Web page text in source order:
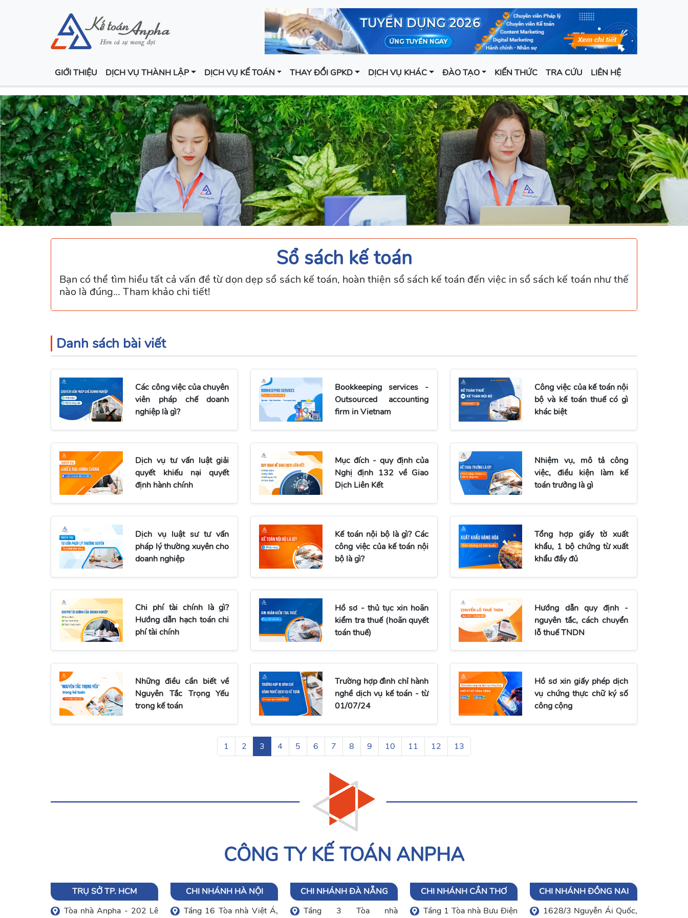
GIỚI THIỆU DỊCH VỤ THÀNH LẬP DỊCH VỤ KẾ TOÁN THAY ĐỔI GPKD DỊCH VỤ KHÁC ĐÀO TẠO KIẾN THỨC TRA CỨU LIÊN HỆ
Sổ sách kế toán
Bạn có thể tìm hiểu tất cả vấn đề từ dọn dẹp sổ sách kế toán, hoàn thiện sổ sách kế toán đến việc in sổ sách kế toán như thế
nào là đúng… Tham khảo chi tiết!
Danh sách bài viết
Các công việc của chuyên
viên pháp chế doanh
nghiệp là gì?
Bookkeeping services -
Outsourced accounting
firm in Vietnam
Công việc của kế toán nội
bộ và kế toán thuế có gì
khác biệt
Dịch vụ tư vấn luật giải
quyết khiếu nại quyết
định hành chính
Mục đích - quy định của
Nghị định 132 về Giao
Dịch Liên Kết
Nhiệm vụ, mô tả công
việc, điều kiện làm kế
toán trưởng là gì
Dịch vụ luật sư tư vấn
pháp lý thường xuyên cho
doanh nghiệp
Kế toán nội bộ là gì? Các
công việc của kế toán nội
bộ là gì?
Tổng hợp giấy tờ xuất
khẩu, 1 bộ chứng từ xuất
khẩu đầy đủ
Chi phí tài chính là gì?
Hướng dẫn hạch toán chi
phí tài chính
Hồ sơ - thủ tục xin hoãn
kiểm tra thuế (hoãn quyết
toán thuế)
Hướng dẫn quy định -
nguyên tắc, cách chuyển
lỗ thuế TNDN
Những điều cần biết về
Nguyên Tắc Trọng Yếu
trong kế toán
Trường hợp đình chỉ hành
nghề dịch vụ kế toán - từ
01/07/24
Hồ sơ xin giấy phép dịch
vụ chứng thực chữ ký số
công cộng
1 2 3 4 5 6 7 8 9 10 11 12 13
CÔNG TY KẾ TOÁN ANPHA
TRỤ SỞ TP. HCM
Tòa nhà Anpha - 202 Lê
CHI NHÁNH HÀ NỘI
Tầng 16 Tòa nhà Việt Á,
CHI NHÁNH ĐÀ NẴNG
Tầng 3 Tòa nhà
CHI NHÁNH CẦN THƠ
Tầng 1 Tòa nhà Bưu Điện
CHI NHÁNH ĐỒNG NAI
1628/3 Nguyễn Ái Quốc,